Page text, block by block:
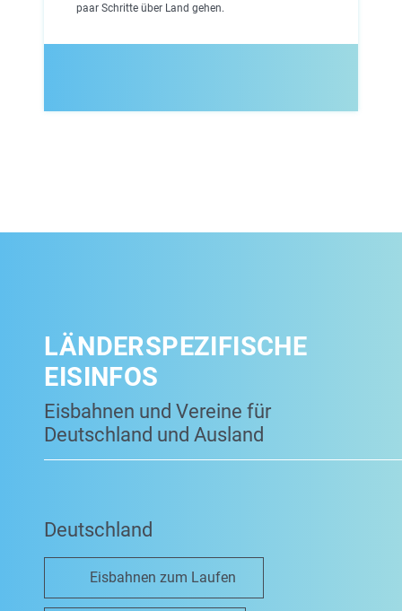
paar Schritte über Land gehen.
LÄNDERSPEZIFISCHE
EISINFOS
Eisbahnen und Vereine für
Deutschland und Ausland
Deutschland
Eisbahnen zum Laufen